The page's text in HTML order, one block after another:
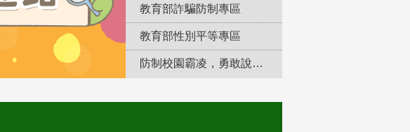
教育部詐騙防制專區
教育部性別平等專區
防制校園霸凌，勇敢說出來！